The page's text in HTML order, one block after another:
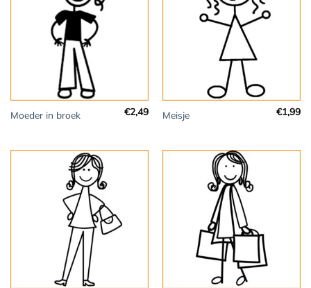
Moeder in broek €2,49 Meisje €1,99